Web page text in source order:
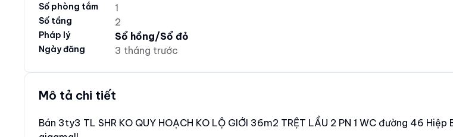
Số phòng tắm 1
Số tầng 2
Pháp lý Sổ hồng/Sổ đỏ
Ngày đăng 3 tháng trước
Mô tả chi tiết
Bán 3ty3 TL SHR KO QUY HOẠCH KO LỘ GIỚI 36m2 TRỆT LẦU 2 PN 1 WC đường 46 Hiệp